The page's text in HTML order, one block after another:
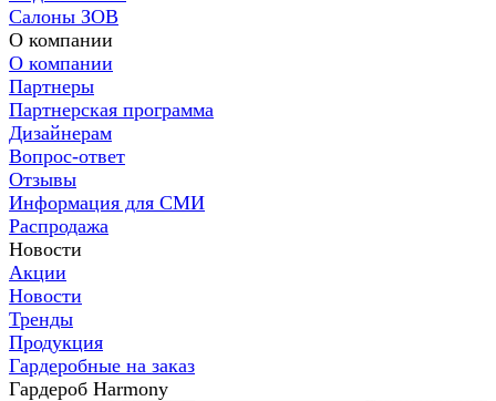
Салоны ЗОВ
О компании
О компании
Партнеры
Партнерская программа
Дизайнерам
Вопрос-ответ
Отзывы
Информация для СМИ
Распродажа
Новости
Акции
Новости
Тренды
Продукция
Гардеробные на заказ
Гардероб Harmony